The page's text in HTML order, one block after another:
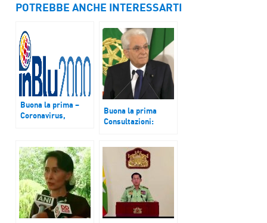
POTREBBE ANCHE INTERESSARTI
Buona la prima –
Coronavirus,
lascia a casa più di
100.000 persone
non autosufficienti
Buona la prima
Consultazioni: